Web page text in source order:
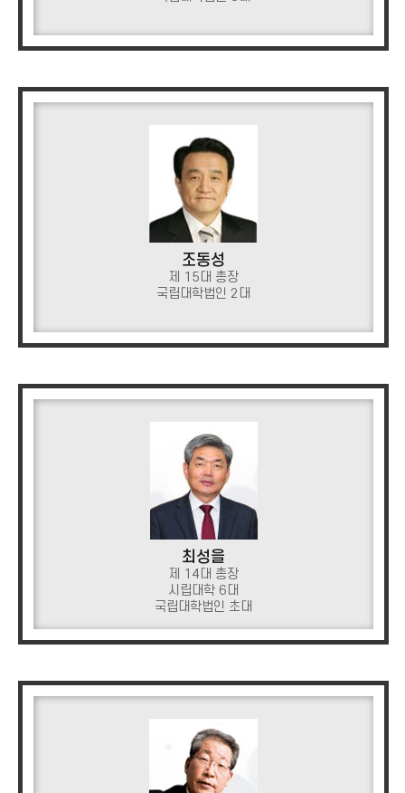
조동성
제 15대 총장
국립대학법인 2대
최성을
제 14대 총장
시립대학 6대
국립대학법인 초대